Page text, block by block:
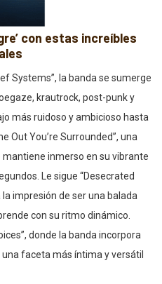
con estas increíbles
Systems”, la banda se sumerge
krautrock, post-punk y
más ruidoso y ambicioso hasta
Out You’re Surrounded”, una
inmerso en su vibrante
Le sigue “Desecrated
la impresión de ser una balada
con su ritmo dinámico.
donde la banda incorpora
faceta más íntima y versátil